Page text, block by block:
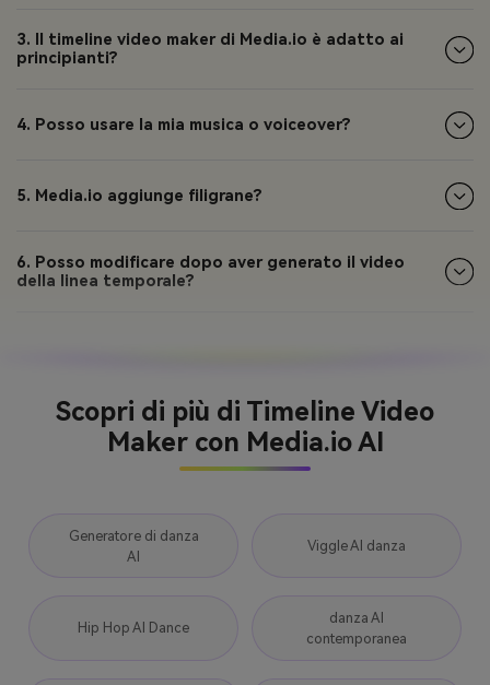
3. Il timeline video maker di Media.io è adatto ai
principianti?
4. Posso usare la mia musica o voiceover?
5. Media.io aggiunge filigrane?
6. Posso modificare dopo aver generato il video
della linea temporale?
Scopri di più di Timeline Video
Maker con Media.io AI
Generatore di danza
AI
Viggle AI danza
Hip Hop AI Dance
danza AI
contemporanea